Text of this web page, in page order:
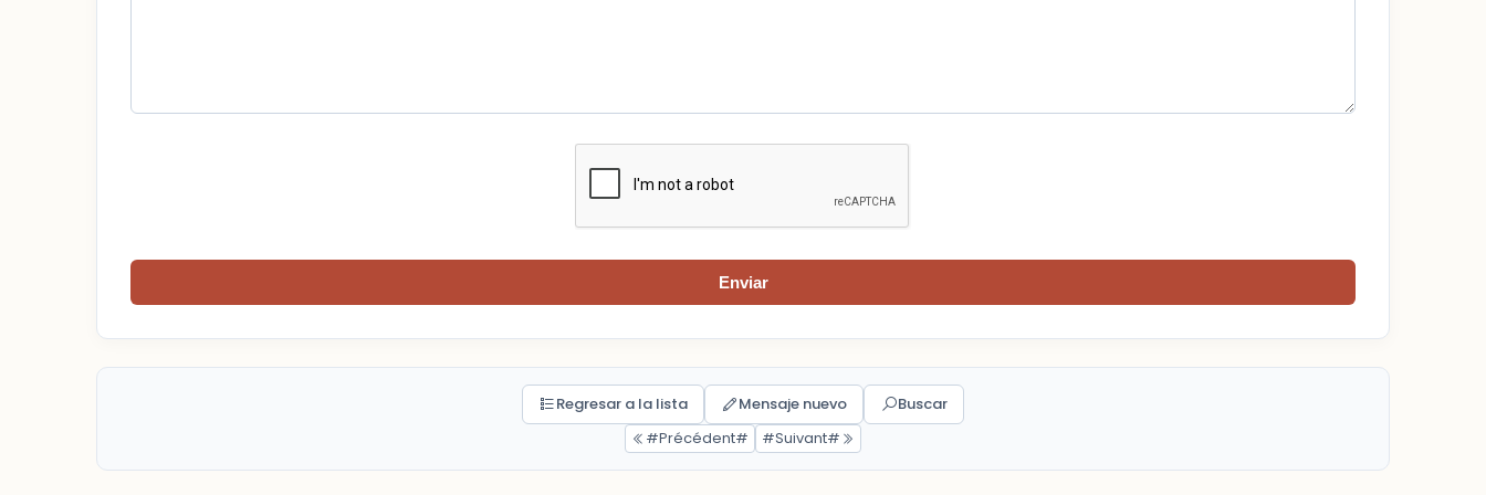
Enviar
Regresar a la lista Mensaje nuevo
Buscar
#Précédent#
#Suivant#